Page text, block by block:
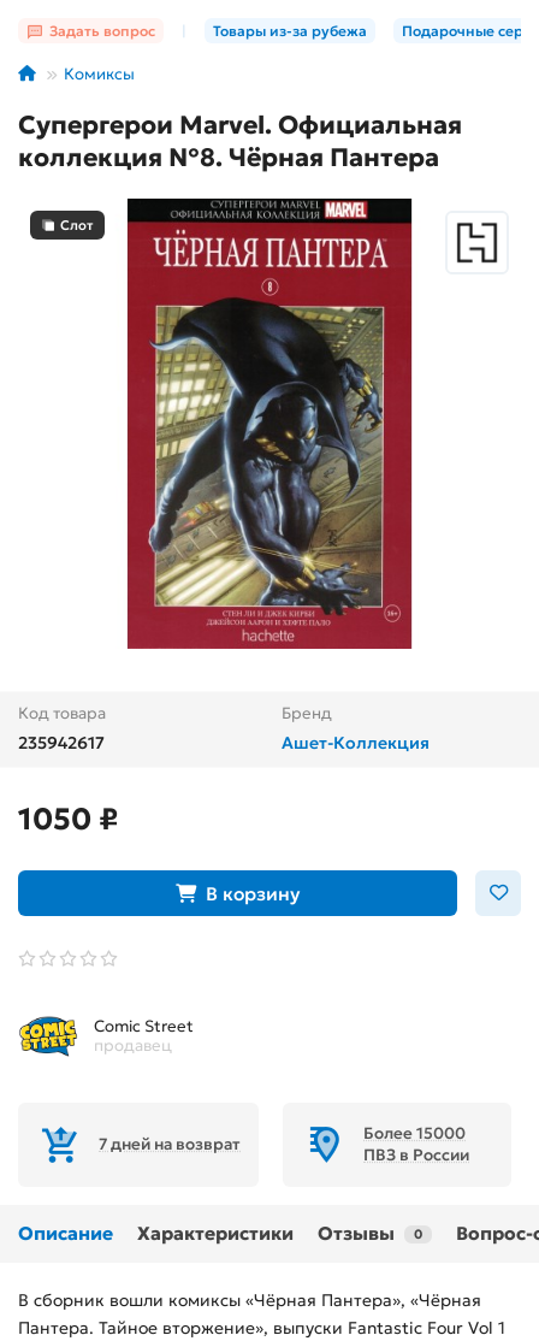
Задать вопрос Товары из-за рубежа Подарочные
Комиксы
Супергерои Marvel. Официальная
коллекция №8. Чёрная Пантера
Слот
Код товара
235942617
Бренд
Ашет-Коллекция
1050 ₽
В корзину
Comic Street
продавец
7 дней на возврат
Более 15000
ПВЗ в России
Описание Характеристики Отзывы 0 Вопрос-
В сборник вошли комиксы «Чёрная Пантера», «Чёрная
Пантера. Тайное вторжение», выпуски Fantastic Four Vol 1